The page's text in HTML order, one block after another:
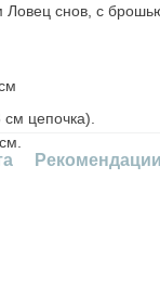
Ловец снов, с
цепочка).